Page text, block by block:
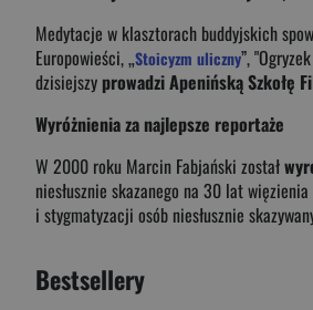
Medytacje w klasztorach buddyjskich
Europowieści, „Stoicyzm uliczny”,
dzisiejszy prowadzi Apenińską Szkołę
Wyróżnienia za najlepsze reportaże
W 2000 roku Marcin Fabjański został
niesłusznie skazanego na 30 lat
i stygmatyzacji osób niesłusznie
Bestsellery